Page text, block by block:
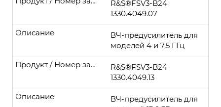
R&S®FSV3-B24
1330.4049.07
ВЧ-предусилитель для
моделей 4 и 7,5 ГГц
Описание
R&S®FSV3-B24
1330.4049.13
Продукт / Номер заказа
ВЧ-предусилитель для
Описание